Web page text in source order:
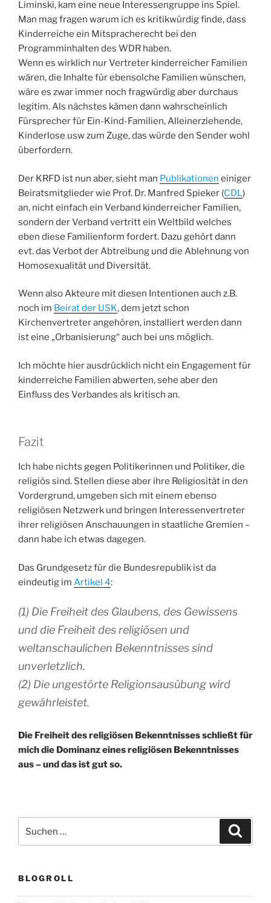
Liminski, kam eine neue Interessengruppe ins Spiel.
Man mag fragen warum ich es kritikwürdig finde, dass
Kinderreiche ein Mitspracherecht bei den
Programminhalten des WDR haben.
Wenn es wirklich nur Vertreter kinderreicher Familien
wären, die Inhalte für ebensolche Familien wünschen,
wäre es zwar immer noch fragwürdig aber durchaus
legitim. Als nächstes kämen dann wahrscheinlich
Fürsprecher für Ein-Kind-Familien, Alleinerziehende,
Kinderlose usw zum Zuge, das würde den Sender wohl
überfordern.
Der KRFD ist nun aber, sieht man Publikationen einiger
Beiratsmitglieder wie Prof. Dr. Manfred Spieker (CDL)
an, nicht einfach ein Verband kinderreicher Familien,
sondern der Verband vertritt ein Weltbild welches
eben diese Familienform fordert. Dazu gehört dann
evt. das Verbot der Abtreibung und die Ablehnung von
Homosexualität und Diversität.
Wenn also Akteure mit diesen Intentionen auch z.B.
noch im Beirat der USK, dem jetzt schon
Kirchenvertreter angehören, installiert werden dann
ist eine „Orbanisierung“ auch bei uns möglich.
Ich möchte hier ausdrücklich nicht ein Engagement für
kinderreiche Familien abwerten, sehe aber den
Einfluss des Verbandes als kritisch an.
Fazit
Ich habe nichts gegen Politikerinnen und Politiker, die
religiös sind. Stellen diese aber ihre Religiosität in den
Vordergrund, umgeben sich mit einem ebenso
religiösen Netzwerk und bringen Interessenvertreter
ihrer religiösen Anschauungen in staatliche Gremien –
dann habe ich etwas dagegen.
Das Grundgesetz für die Bundesrepublik ist da
eindeutig im Artikel 4:
(1) Die Freiheit des Glaubens, des Gewissens
und die Freiheit des religiösen und
weltanschaulichen Bekenntnisses sind
unverletzlich.
(2) Die ungestörte Religionsausübung wird
gewährleistet.
Die Freiheit des religiösen Bekenntnisses schließt für
mich die Dominanz eines religiösen Bekenntnisses
aus – und das ist gut so.
nach:
BLOGROLL